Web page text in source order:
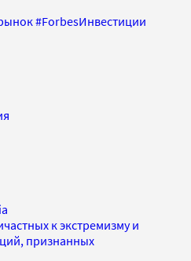
#ForbesИнвестиции
к экстремизму и
признанных